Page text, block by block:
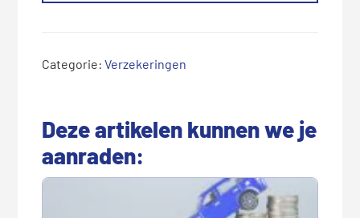
Categorie:Verzekeringen
Deze artikelen kunnen we je
aanraden: